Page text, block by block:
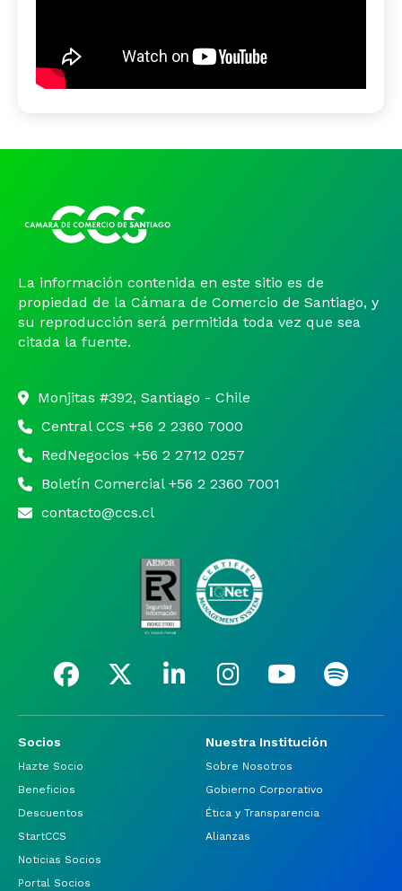
La información contenida en este sitio es de
propiedad de la Cámara de Comercio de Santiago, y
su reproducción será permitida toda vez que sea
citada la fuente.
Monjitas #392, Santiago - Chile
Central CCS +56 2 2360 7000
RedNegocios +56 2 2712 0257
Boletín Comercial +56 2 2360 7001
contacto@ccs.cl
Socios
Hazte Socio
Beneficios
Descuentos
StartCCS
Noticias Socios
Portal Socios
Nuestra Institución
Sobre Nosotros
Gobierno Corporativo
Ética y Transparencia
Alianzas